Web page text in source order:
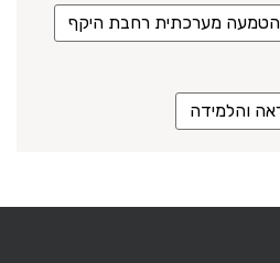
הטמעה מערכתית רחבת היקף
והלמידה